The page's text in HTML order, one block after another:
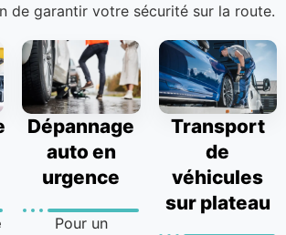
de garantir votre sécurité sur la route.
Dépannage
auto en
urgence
Pour un
Transport
de
véhicules
sur plateau